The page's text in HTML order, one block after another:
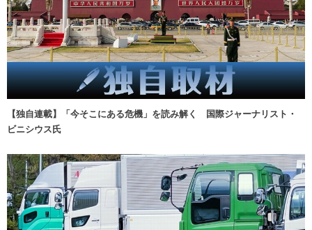
【独自連載】「今そこにある危機」を読み解く 国際ジャーナリスト・
ビニシウス氏